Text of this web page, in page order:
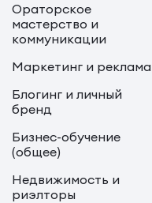
Ораторское
мастерство и
коммуникации
Маркетинг и реклама
Блогинг и личный
бренд
Бизнес-обучение
(общее)
Недвижимость и
риэлторы